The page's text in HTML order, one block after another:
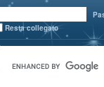
Resta collegato